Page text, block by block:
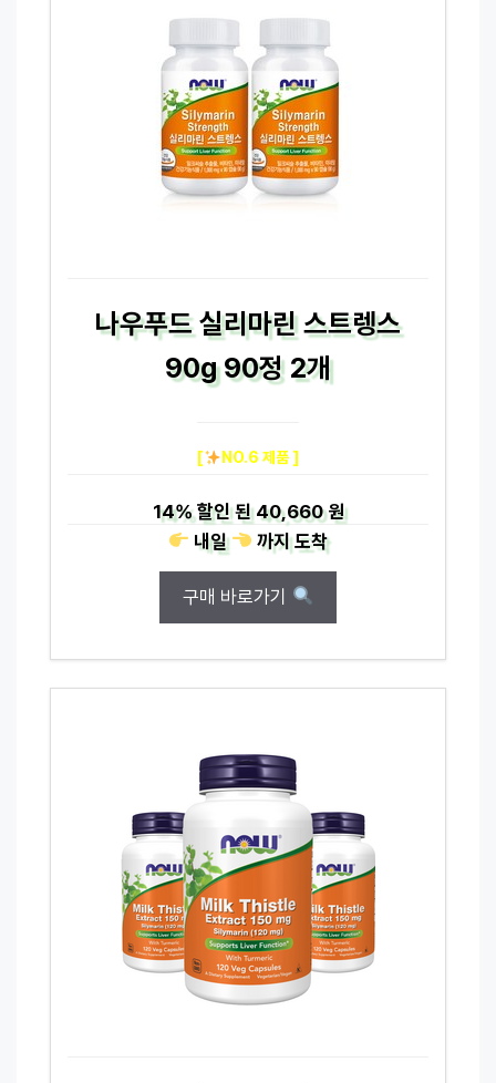
나우푸드 실리마린 스트렝스
90g 90정 2개
[ NO.6 제품 ]
14%할인 된40,660 원
내일
까지도착
구매 바로가기